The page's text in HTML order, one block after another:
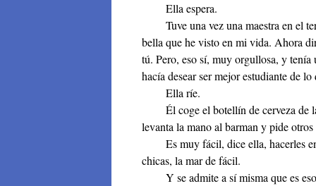
Ella espera.
Tuve una vez una maestra en el
bella que he visto en mi vida. Ahora
tú. Pero, eso sí, muy orgullosa, y tenía
hacía desear ser mejor estudiante de lo
Ella ríe.
Él coge el botellín de cerveza de
levanta la mano al barman y pide otros
Es muy fácil, dice ella, hacerles
chicas, la mar de fácil.
Y se admite a sí misma que es eso